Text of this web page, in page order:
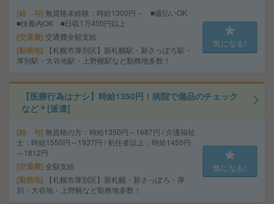
給 与 無資格未経験：時給1300円～ ■週払いOK
■扶養内OK ■日収1万400円以上
交通費 交通費全額支給
勤務地
【札幌市厚別区】新札幌駅・新さっぽろ駅・
厚別駅・大谷地駅・上野幌駅など勤務地多数！
気になる!
【医療行為はナシ】時給1350円！病院で備品のチェック
など＊[派遣]
給 与 無資格の方：時給1350円～1687円 / 介護福祉
士：時給1550円～1937円 / 初任者以上：時給1450円
～1812円
交通費 全額支給
勤務地
【札幌市厚別区】新札幌・新さっぽろ・厚
別・大谷地・上野幌など勤務地多数！
気になる!